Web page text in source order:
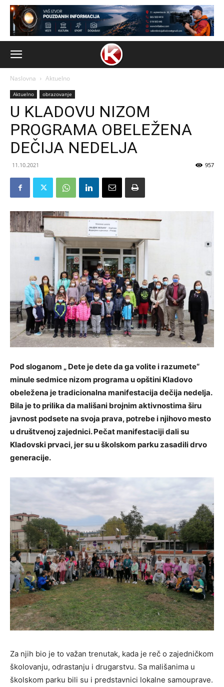
Naslovna Aktuelno
Aktuelno obrazovanje
U KLADOVU NIZOM
PROGRAMA OBELEŽENA
DEČIJA NEDELJA
11.10.2021 957
Pod sloganom „ Dete je dete da ga volite i razumete“
minule sedmice nizom programa u opštini Kladovo
obeležena je tradicionalna manifestacija dečija nedelja.
Bila je to prilika da mališani brojnim aktivnostima širu
javnost podsete na svoja prava, potrebe i njihovo mesto
u društvenoj zajednici. Pečat manifestacijidali su
Kladovski prvaci, jer su u školskom parku zasadili drvo
generacije.
Za njih bio je to važan trenutak, kada je reč o zajedničkom
školovanju, odrastanju i drugarstvu. Sa mališanima u
školskom parku bili su i predstavnici lokalne samouprave.